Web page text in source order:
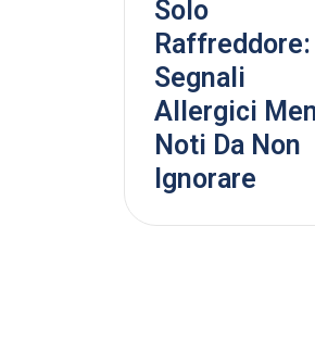
Solo
Raffreddore:
Segnali
Allergici
Noti Da Non
Ignorare